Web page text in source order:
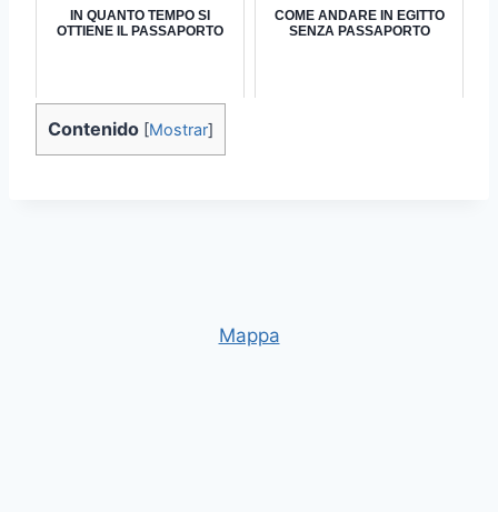
IN QUANTO TEMPO SI
OTTIENE IL PASSAPORTO
COME ANDARE IN EGITTO
SENZA PASSAPORTO
Contenido [Mostrar]
Mappa